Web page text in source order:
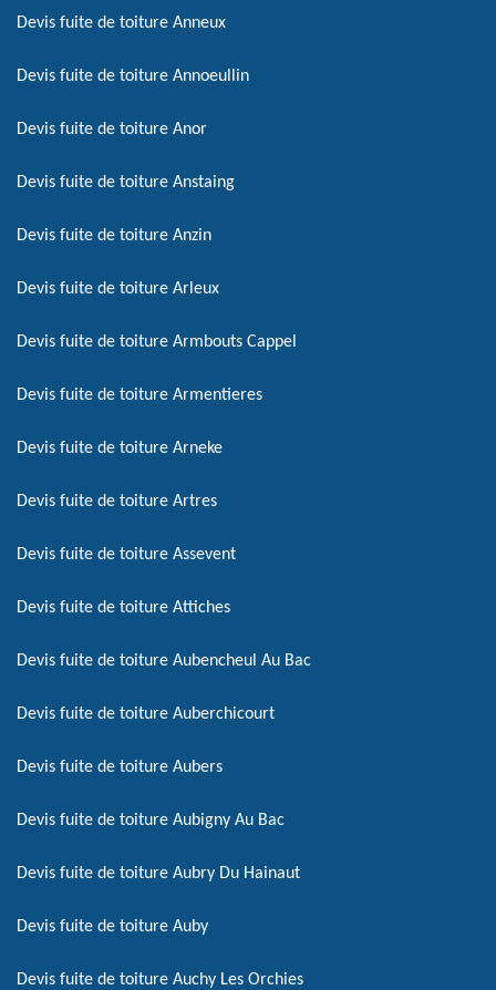
Devis fuite de toiture Anneux
Devis fuite de toiture Annoeullin
Devis fuite de toiture Anor
Devis fuite de toiture Anstaing
Devis fuite de toiture Anzin
Devis fuite de toiture Arleux
Devis fuite de toiture Armbouts Cappel
Devis fuite de toiture Armentieres
Devis fuite de toiture Arneke
Devis fuite de toiture Artres
Devis fuite de toiture Assevent
Devis fuite de toiture Attiches
Devis fuite de toiture Aubencheul Au Bac
Devis fuite de toiture Auberchicourt
Devis fuite de toiture Aubers
Devis fuite de toiture Aubigny Au Bac
Devis fuite de toiture Aubry Du Hainaut
Devis fuite de toiture Auby
Devis fuite de toiture Auchy Les Orchies